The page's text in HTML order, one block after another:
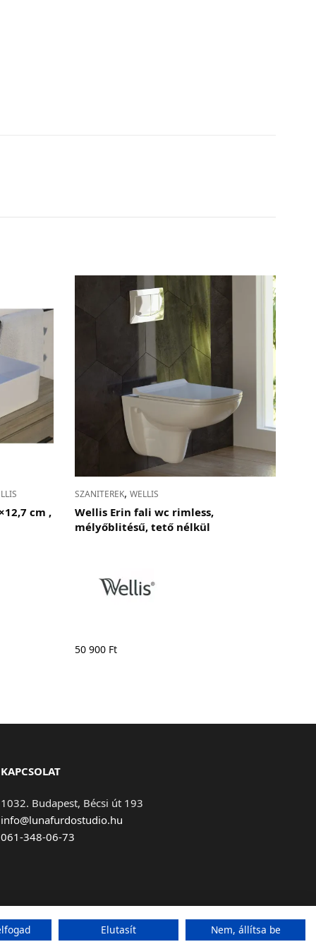
cm ,
SZANITEREK, WELLIS
Wellis Erin fali wc rimless,
mélyőblitésű, tető nélkül
50 900 Ft
KAPCSOLAT
1032. Budapest, Bécsi út 193
info@lunafurdostudio.hu
061-348-06-73
Elutasít Nem, állítsa be